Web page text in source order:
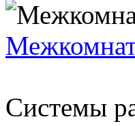
Системы